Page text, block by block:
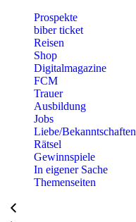
Prospekte
biber ticket
Reisen
Shop
Digitalmagazine
FCM
Trauer
Ausbildung
Jobs
Liebe/Bekanntschaften
Rätsel
Gewinnspiele
In eigener Sache
Themenseiten